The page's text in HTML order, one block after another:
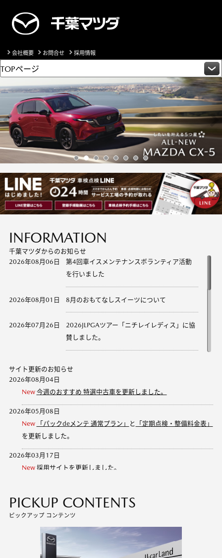
会社概要 お問合せ 採用情報
INFORMATION
千葉マツダからのお知らせ
サイト更新のお知らせ
2026年08月04日
New 今週のおすすめ 特選中古車を更新しました。
2026年05月08日
New
「パックdeメンテ 通常プラン」 と 「定期点検・整備料金表」
を更新しました。
2026年03月17日
New 採用サイト を更新しました。
New 新車ラインナップを更新しました。
2025年10月21日
「健康経営」の取組
を更新しました。
PICKUP CONTENTS
ピックアップ コンテンツ